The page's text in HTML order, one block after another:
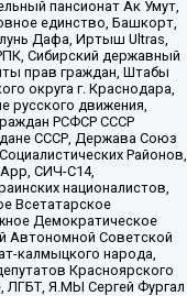
пансионат Ак Умут,
единство, Башкорт,
Дафа, Иртыш Ultras,
Сибирский державный
прав граждан, Штабы
округа г. Краснодара,
русского движения,
РСФСР СССР
СССР, Держава Союз
Районов,
СИЧ-С14,
националистов,
Всетатарское
Демократическое
Автономной Советской
калмыцкого народа,
Красноярского
ЛГБТ, Я.МЫ Сергей Фургал